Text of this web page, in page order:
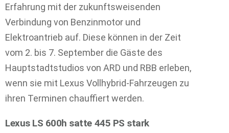
Erfahrung mit der zukunftsweisenden
Verbindung von Benzinmotor und
Elektroantrieb auf. Diese können in der Zeit
vom 2. bis 7. September die Gäste des
Hauptstadtstudios von ARD und RBB erleben,
wenn sie mit Lexus Vollhybrid-Fahrzeugen zu
ihren Terminen chauffiert werden.
Lexus LS 600h satte 445 PS stark